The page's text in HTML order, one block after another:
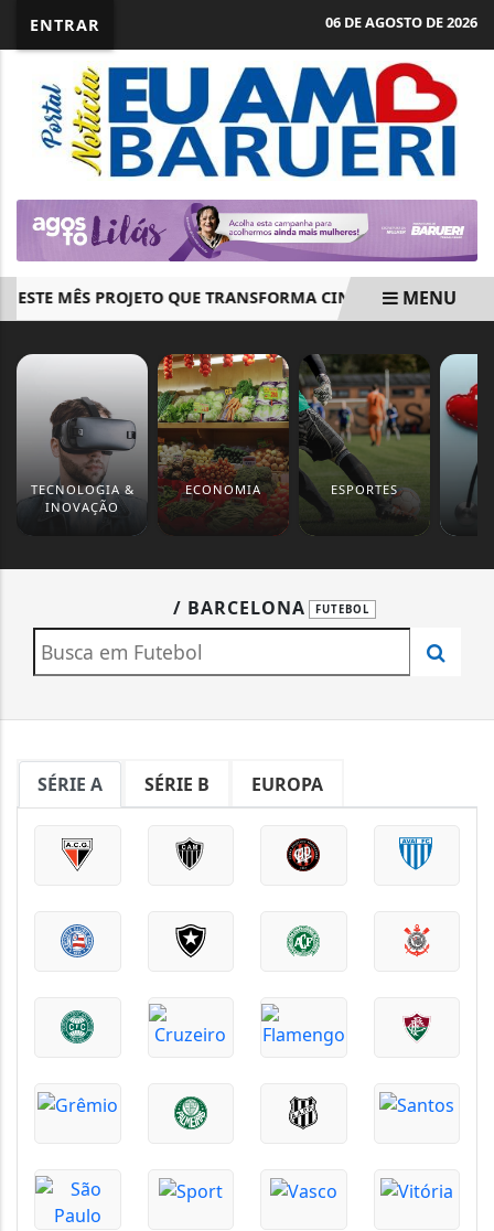
ENTRAR 06 DE AGOSTO DE 2026
MÊS PROJETO QUE TRANSFORMA CINEMA EMMENU
TECNOLOGIA &
INOVAÇÃO
ECONOMIA ESPORTES
/ BARCELONA FUTEBOL
SÉRIE A SÉRIE B EUROPA